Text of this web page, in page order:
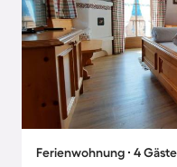
Ferienwohnung ∙ 4